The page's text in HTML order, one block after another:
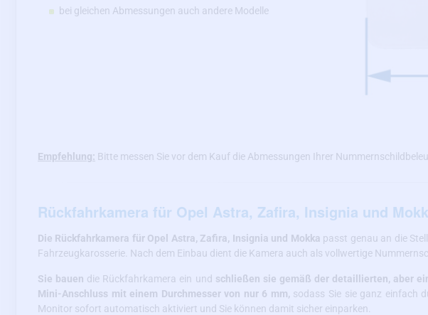
bei gleichen Abmessungen auch andere Modelle
Empfehlung: Bitte messen Sie vor dem Kauf die Abmessungen Ihrer
Rückfahrkamera für Opel Astra, Zafira, Insignia und
Die Rückfahrkamera für Opel Astra, Zafira, Insignia und Mokka passt genau an die
Fahrzeugkarosserie. Nach dem Einbau dient die Kamera auch als vollwertige
Sie bauen die Rückfahrkamera ein und schließen sie gemäß der detaillierten, aber
Mini-Anschluss mit einem Durchmesser von nur 6 mm, sodass Sie sie ganz einfach
Monitor sofort automatisch aktiviert und Sie können damit sicher einparken.